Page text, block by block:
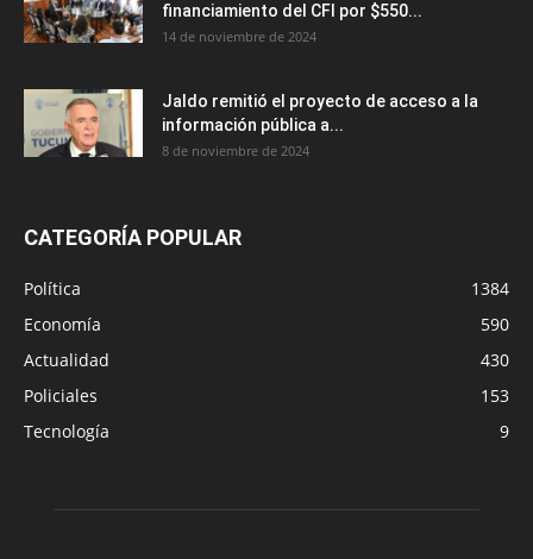
financiamiento del CFI por $550...
14 de noviembre de 2024
Jaldo remitió el proyecto de acceso a la
información pública a...
8 de noviembre de 2024
CATEGORÍA POPULAR
Política
1384
Economía
590
Actualidad
430
Policiales
153
Tecnología
9